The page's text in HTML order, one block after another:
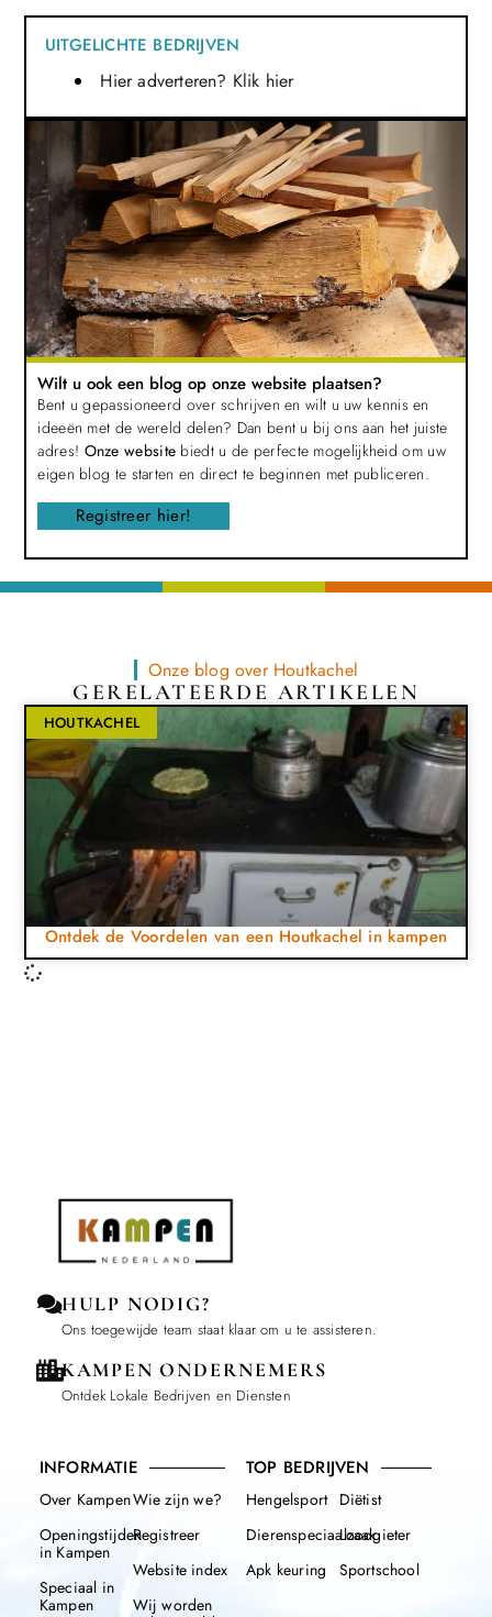
UITGELICHTE BEDRIJVEN
Hier adverteren? Klik hier
Wilt u ook een blog op onze website plaatsen?
Bent u gepassioneerd over schrijven en wilt u uw kennis en
ideeën met de wereld delen? Dan bent u bij ons aan het juiste
adres! Onze website biedt u de perfecte mogelijkheid om uw
eigen blog te starten en direct te beginnen met publiceren.
Registreer hier!
Onze blog over Houtkachel
GERELATEERDE ARTIKELEN
HOUTKACHEL
Ontdek de Voordelen van een Houtkachel in kampen
HULP NODIG?
Ons toegewijde team staat klaar om u te assisteren.
KAMPEN ONDERNEMERS
Ontdek Lokale Bedrijven en Diensten
INFORMATIE
Over Kampen
Openingstijden
in Kampen
Speciaal in
Kampen
Wie zijn we?
Registreer
Website index
Wij worden
TOP BEDRIJVEN
Hengelsport
Dierenspeciaalzaak
Apk keuring
Diëtist
Loodgieter
Sportschool